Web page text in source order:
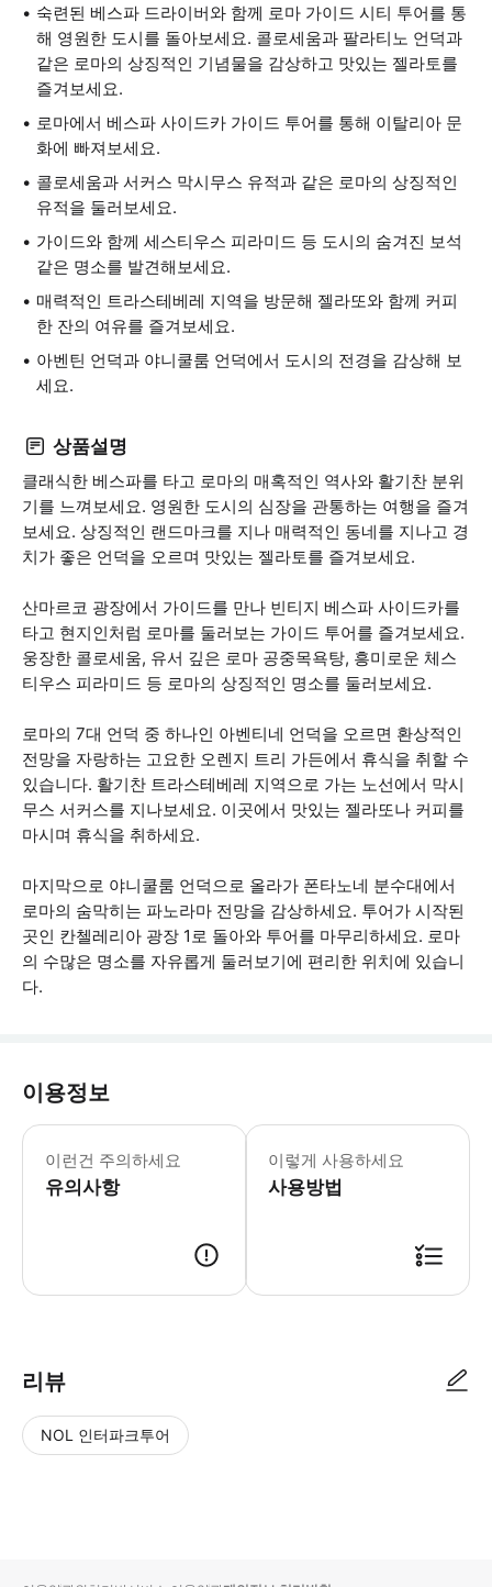
숙련된 베스파 드라이버와 함께 로마 가이드 시티 투어를 통
해 영원한 도시를 돌아보세요. 콜로세움과 팔라티노 언덕과
같은 로마의 상징적인 기념물을 감상하고 맛있는 젤라토를
즐겨보세요.
로마에서 베스파 사이드카 가이드 투어를 통해 이탈리아 문
화에 빠져보세요.
콜로세움과 서커스 막시무스 유적과 같은 로마의 상징적인
유적을 둘러보세요.
가이드와 함께 세스티우스 피라미드 등 도시의 숨겨진 보석
같은 명소를 발견해보세요.
매력적인 트라스테베레 지역을 방문해 젤라또와 함께 커피
한 잔의 여유를 즐겨보세요.
아벤틴 언덕과 야니쿨룸 언덕에서 도시의 전경을 감상해 보
세요.
상품설명
클래식한 베스파를 타고 로마의 매혹적인 역사와 활기찬 분위
기를 느껴보세요. 영원한 도시의 심장을 관통하는 여행을 즐겨
보세요. 상징적인 랜드마크를 지나 매력적인 동네를 지나고 경
치가 좋은 언덕을 오르며 맛있는 젤라토를 즐겨보세요.
산마르코 광장에서 가이드를 만나 빈티지 베스파 사이드카를
타고 현지인처럼 로마를 둘러보는 가이드 투어를 즐겨보세요.
웅장한 콜로세움, 유서 깊은 로마 공중목욕탕, 흥미로운 체스
티우스 피라미드 등 로마의 상징적인 명소를 둘러보세요.
로마의 7대 언덕 중 하나인 아벤티네 언덕을 오르면 환상적인
전망을 자랑하는 고요한 오렌지 트리 가든에서 휴식을 취할 수
있습니다. 활기찬 트라스테베레 지역으로 가는 노선에서 막시
무스 서커스를 지나보세요. 이곳에서 맛있는 젤라또나 커피를
마시며 휴식을 취하세요.
마지막으로 야니쿨룸 언덕으로 올라가 폰타노네 분수대에서
로마의 숨막히는 파노라마 전망을 감상하세요. 투어가 시작된
곳인 칸첼레리아 광장 1로 돌아와 투어를 마무리하세요. 로마
의 수많은 명소를 자유롭게 둘러보기에 편리한 위치에 있습니
다.
이용정보
이런건 주의하세요
유의사항
본 투어는 날씨와 상관없이 진행됩니
이렇게 사용하세요
사용방법
리뷰
NOL 인터파크투어